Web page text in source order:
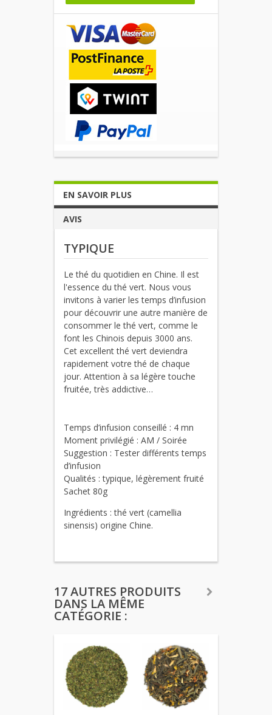
EN SAVOIR PLUS
AVIS
TYPIQUE
Le thé du quotidien en Chine. Il est
l'essence du thé vert. Nous vous
invitons à varier les temps d’infusion
pour découvrir une autre manière de
consommer le thé vert, comme le
font les Chinois depuis 3000 ans.
Cet excellent thé vert deviendra
rapidement votre thé de chaque
jour. Attention à sa légère touche
fruitée, très addictive…
Temps d’infusion conseillé : 4 mn
Moment privilégié : AM / Soirée
Suggestion : Tester différents temps
d’infusion
Qualités : typique, légèrement fruité
Sachet 80g
Ingrédients : thé vert (camellia
sinensis) origine Chine.
17 AUTRES PRODUITS
DANS LA MÊME
CATÉGORIE :